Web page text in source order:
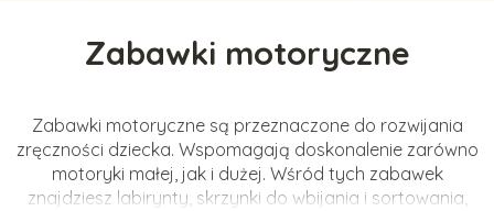
Zabawki motoryczne
Zabawki motoryczne są przeznaczone do rozwijania
zręczności dziecka. Wspomagają doskonalenie zarówno
motoryki małej, jak i dużej. Wśród tych zabawek
znajdziesz labirynty, skrzynki do wbijania i sortowania,